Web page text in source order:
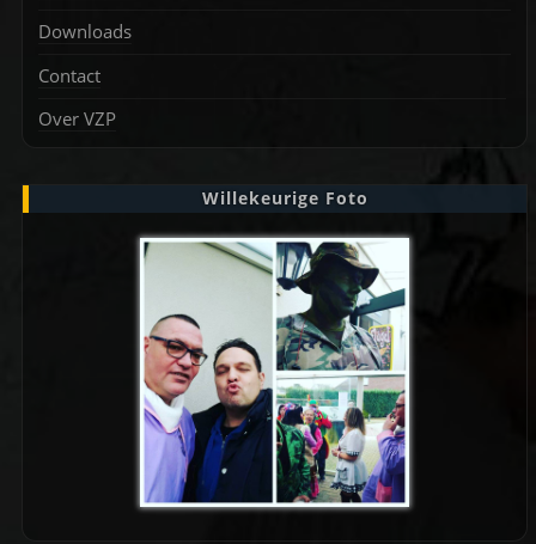
Downloads
Contact
Over VZP
Willekeurige Foto